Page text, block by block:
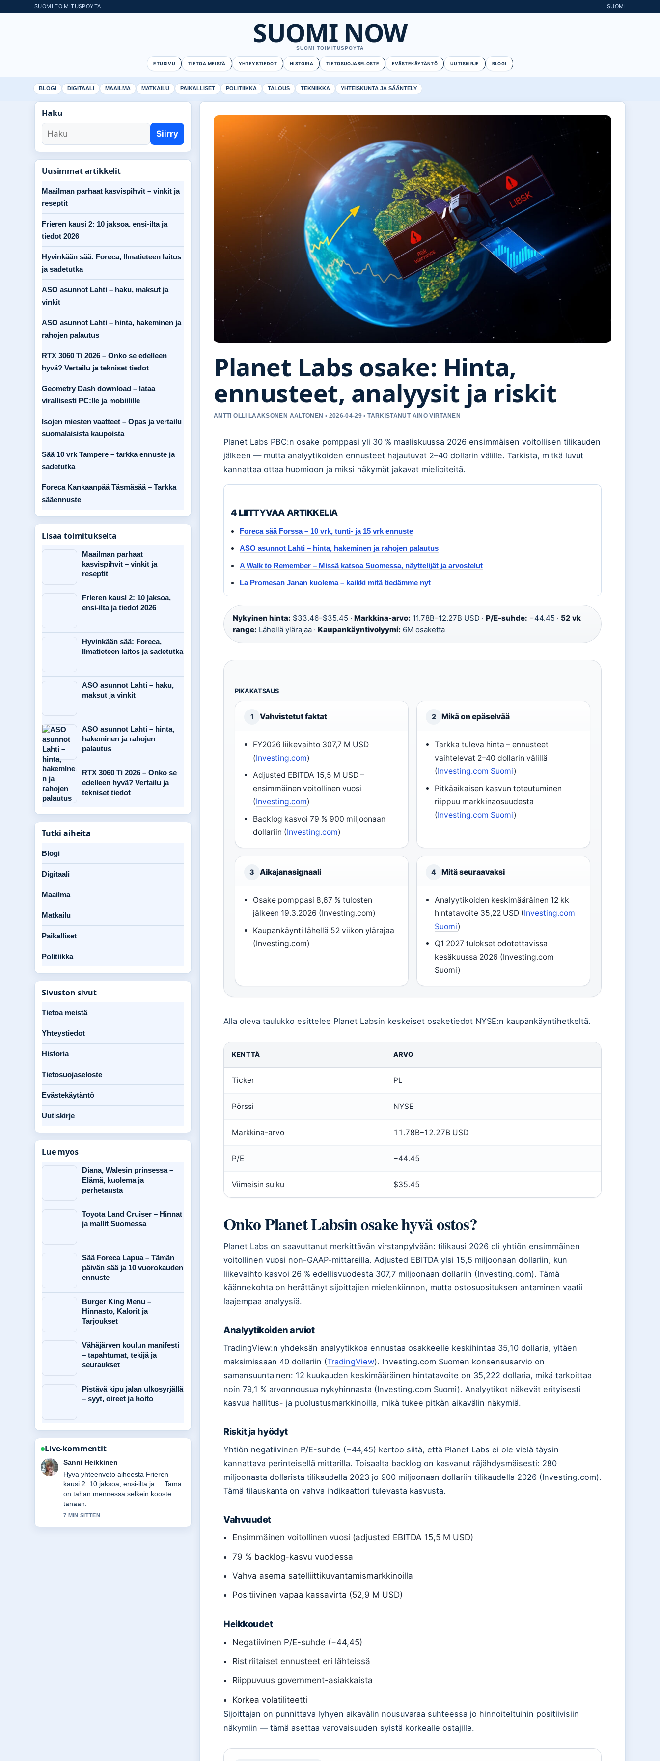
SUOMI TOIMITUSPOYTA SUOMI
SUOMI NOW
SUOMI TOIMITUSPOYTA
ETUSIVU TIETOA MEISTÄ YHTEYSTIEDOT HISTORIA TIETOSUOJASELOSTE EVÄSTEKÄYTÄNTÖ UUTISKIRJE BLOGI
BLOGI DIGITAALI MAAILMA MATKAILU PAIKALLISET POLITIIKKA TALOUS TEKNIIKKA YHTEISKUNTA JA SÄÄNTELY
Planet Labs osake: Hinta,
ennusteet, analyysit ja riskit
ANTTI OLLI LAAKSONEN AALTONEN • 2026-04-29 • TARKISTANUT AINO VIRTANEN
Planet Labs PBC:n osake pomppasi yli 30 % maaliskuussa 2026 ensimmäisen voitollisen tilikauden
jälkeen — mutta analyytikoiden ennusteet hajautuvat 2–40 dollarin välille. Tarkista, mitkä luvut
kannattaa ottaa huomioon ja miksi näkymät jakavat mielipiteitä.
4 LIITTYVAA ARTIKKELIA
Foreca sää Forssa – 10 vrk, tunti- ja 15 vrk ennuste
ASO asunnot Lahti – hinta, hakeminen ja rahojen palautus
A Walk to Remember – Missä katsoa Suomessa, näyttelijät ja arvostelut
La Promesan Janan kuolema – kaikki mitä tiedämme nyt
Nykyinen hinta: $33.46–$35.45 · Markkina-arvo: 11.78B–12.27B USD · P/E-suhde: −44.45 · 52 vk
range: Lähellä ylärajaa · Kaupankäyntivolyymi: 6M osaketta
PIKAKATSAUS
1 Vahvistetut faktat
FY2026 liikevaihto 307,7 M USD
(Investing.com)
Adjusted EBITDA 15,5 M USD –
ensimmäinen voitollinen vuosi
(Investing.com)
Backlog kasvoi 79 % 900 miljoonaan
dollariin (Investing.com)
2 Mikä on epäselvää
Tarkka tuleva hinta – ennusteet
vaihtelevat 2–40 dollarin välillä
(Investing.com Suomi)
Pitkäaikaisen kasvun toteutuminen
riippuu markkinaosuudesta
(Investing.com Suomi)
3 Aikajanasignaali
Osake pomppasi 8,67 % tulosten
jälkeen 19.3.2026 (Investing.com)
Kaupankäynti lähellä 52 viikon ylärajaa
(Investing.com)
4 Mitä seuraavaksi
Analyytikoiden keskimääräinen 12 kk
hintatavoite 35,22 USD (Investing.com
Suomi)
Q1 2027 tulokset odotettavissa
kesäkuussa 2026 (Investing.com
Suomi)
Alla oleva taulukko esittelee Planet Labsin keskeiset osaketiedot NYSE:n kaupankäyntihetkeltä.
KENTTÄ ARVO
Ticker PL
Pörssi NYSE
Markkina-arvo 11.78B–12.27B USD
P/E −44.45
Viimeisin sulku $35.45
Onko Planet Labsin osake hyvä ostos?
Planet Labs on saavuttanut merkittävän virstanpylvään: tilikausi 2026 oli yhtiön ensimmäinen
voitollinen vuosi non-GAAP-mittareilla. Adjusted EBITDA ylsi 15,5 miljoonaan dollariin, kun
liikevaihto kasvoi 26 % edellisvuodesta 307,7 miljoonaan dollariin (Investing.com). Tämä
käännekohta on herättänyt sijoittajien mielenkiinnon, mutta ostosuosituksen antaminen vaatii
laajempaa analyysiä.
Analyytikoiden arviot
TradingView:n yhdeksän analyytikkoa ennustaa osakkeelle keskihintaa 35,10 dollaria, yltäen
maksimissaan 40 dollariin (TradingView). Investing.com Suomen konsensusarvio on
samansuuntainen: 12 kuukauden keskimääräinen hintatavoite on 35,222 dollaria, mikä tarkoittaa
noin 79,1 % arvonnousua nykyhinnasta (Investing.com Suomi). Analyytikot näkevät erityisesti
kasvua hallitus- ja puolustusmarkkinoilla, mikä tukee pitkän aikavälin näkymiä.
Riskit ja hyödyt
Yhtiön negatiivinen P/E-suhde (−44,45) kertoo siitä, että Planet Labs ei ole vielä täysin
kannattava perinteisellä mittarilla. Toisaalta backlog on kasvanut räjähdysmäisesti: 280
miljoonasta dollarista tilikaudella 2023 jo 900 miljoonaan dollariin tilikaudella 2026 (Investing.com).
Tämä tilauskanta on vahva indikaattori tulevasta kasvusta.
Vahvuudet
Ensimmäinen voitollinen vuosi (adjusted EBITDA 15,5 M USD)
79 % backlog-kasvu vuodessa
Vahva asema satelliittikuvantamismarkkinoilla
Positiivinen vapaa kassavirta (52,9 M USD)
Heikkoudet
Negatiivinen P/E-suhde (−44,45)
Ristiriitaiset ennusteet eri lähteissä
Riippuvuus government-asiakkaista
Korkea volatiliteetti
Sijoittajan on punnittava lyhyen aikavälin nousuvaraa suhteessa jo hinnoiteltuihin positiivisiin
näkymiin — tämä asettaa varovaisuuden syistä korkealle ostajille.
Haku
Siirry
Uusimmat artikkelit
Maailman parhaat kasvispihvit – vinkit ja
reseptit
Frieren kausi 2: 10 jaksoa, ensi-ilta ja
tiedot 2026
Hyvinkään sää: Foreca, Ilmatieteen laitos
ja sadetutka
ASO asunnot Lahti – haku, maksut ja
vinkit
ASO asunnot Lahti – hinta, hakeminen ja
rahojen palautus
RTX 3060 Ti 2026 – Onko se edelleen
hyvä? Vertailu ja tekniset tiedot
Geometry Dash download – lataa
virallisesti PC:lle ja mobiilille
Isojen miesten vaatteet – Opas ja vertailu
suomalaisista kaupoista
Sää 10 vrk Tampere – tarkka ennuste ja
sadetutka
Foreca Kankaanpää Täsmäsää – Tarkka
sääennuste
Lisaa toimitukselta
Maailman parhaat
kasvispihvit – vinkit ja
reseptit
Frieren kausi 2: 10 jaksoa,
ensi-ilta ja tiedot 2026
Hyvinkään sää: Foreca,
Ilmatieteen laitos ja sadetutka
ASO asunnot Lahti – haku,
maksut ja vinkit
ASO asunnot Lahti – hinta,
hakeminen ja rahojen
palautus
RTX 3060 Ti 2026 – Onko se
edelleen hyvä? Vertailu ja
tekniset tiedot
Tutki aiheita
Blogi
Digitaali
Maailma
Matkailu
Paikalliset
Politiikka
Sivuston sivut
Tietoa meistä
Yhteystiedot
Historia
Tietosuojaseloste
Evästekäytäntö
Uutiskirje
Lue myos
Diana, Walesin prinsessa –
Elämä, kuolema ja
perhetausta
Toyota Land Cruiser – Hinnat
ja mallit Suomessa
Sää Foreca Lapua – Tämän
päivän sää ja 10 vuorokauden
ennuste
Burger King Menu –
Hinnasto, Kalorit ja
Tarjoukset
Vähäjärven koulun manifesti
– tapahtumat, tekijä ja
seuraukset
Pistävä kipu jalan ulkosyrjällä
– syyt, oireet ja hoito
Live-kommentit
Mikael Laine
Seuraan Hyvinkään sää: Foreca,
Ilmatieteen laitos ja sadetutka-
lahetysta tarkasti – arvostan
tasapainoista savyja.
9 MIN SITTEN